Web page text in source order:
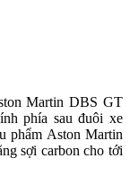
Martin DBS GT
phía sau đuôi xe
phẩm Aston Martin
sợi carbon cho tới